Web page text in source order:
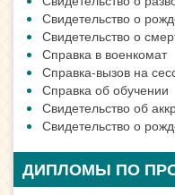
Свидетельство о
Свидетельство о
Справка в военкомат
Справка-вызов на
Справка об обучении
Свидетельство об
Свидетельство о
ДИПЛОМЫ ПО